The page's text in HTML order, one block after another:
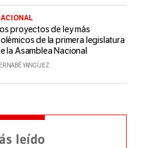
proyectos de ley más
de la primera legislatura
la Asamblea Nacional
YANGÜEZ
leído